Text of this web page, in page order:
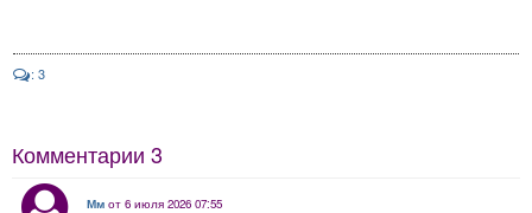
: 3
Комментарии 3
Мм от 6 июля 2026 07:55